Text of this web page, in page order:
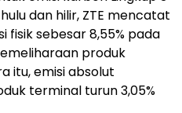
dan hilir, ZTE mencatat
fisik sebesar 8,55% pada
produk
itu, emisi absolut
terminal turun 3,05%